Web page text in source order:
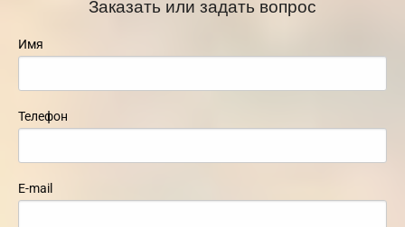
Заказать или задать вопрос
Имя
Телефон
E-mail